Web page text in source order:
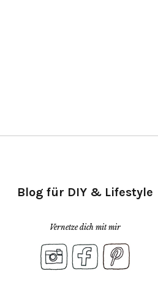
Blog für DIY & Lifestyle
Vernetze dich mit mir